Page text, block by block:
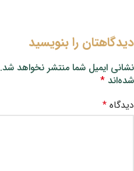
دیدگاهتان را بنویسید
نشانی ایمیل شما منتشر نخواهد شد.
شده‌اند *
دیدگاه *